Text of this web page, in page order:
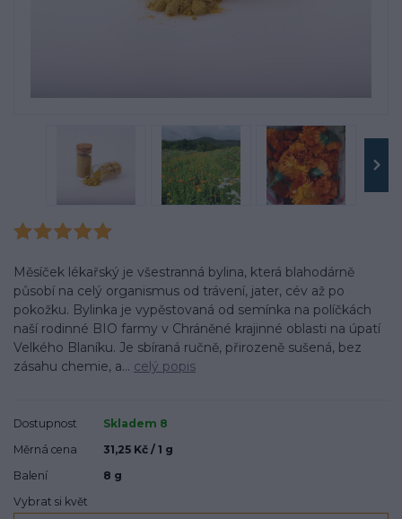
Měsíček lékařský je všestranná bylina, která blahodárně
působí na celý organismus od trávení, jater, cév až po
pokožku. Bylinka je vypěstovaná od semínka na políčkách
naší rodinné BIO farmy v Chráněné krajinné oblasti na úpatí
Velkého Blaníku. Je sbíraná ručně, přirozeně sušená, bez
zásahu chemie, a... celý popis
Dostupnost
Skladem 8
Měrná cena
31,25 Kč / 1 g
Balení
8 g
Vybrat si květ